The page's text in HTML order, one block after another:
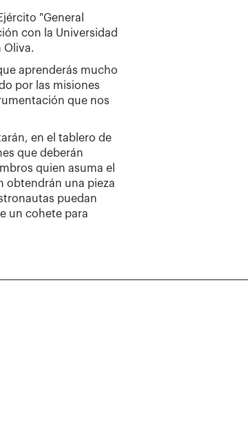
"General
con la Universidad
Oliva.
aprenderás mucho
por las misiones
que nos
en el tablero de
que deberán
quien asuma el
obtendrán una pieza
puedan
un cohete para